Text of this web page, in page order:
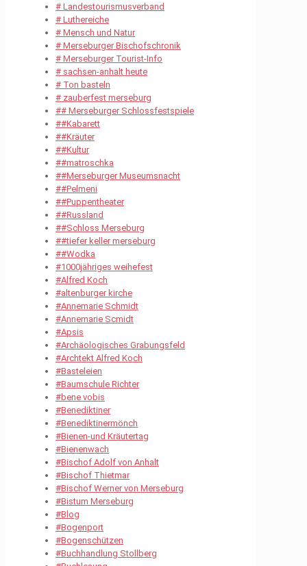
# Landestourismusverband
# Luthereiche
# Mensch und Natur
# Merseburger Bischofschronik
# Merseburger Tourist-Info
# sachsen-anhalt heute
# Ton basteln
# zauberfest merseburg
## Merseburger Schlossfestspiele
##Kabarett
##Kräuter
##Kultur
##matroschka
##Merseburger Museumsnacht
##Pelmeni
##Puppentheater
##Russland
##Schloss Merseburg
##tiefer keller merseburg
##Wodka
#1000jähriges weihefest
#Alfred Koch
#altenburger kirche
#Annemarie Schmidt
#Annemarie Scmidt
#Apsis
#Archäologisches Grabungsfeld
#Archtekt Alfred Koch
#Basteleien
#Baumschule Richter
#bene vobis
#Benediktiner
#Benediktinermönch
#Bienen-und Kräutertag
#Bienenwach
#Bischof Adolf von Anhalt
#Bischof Thietmar
#Bischof Werner von Merseburg
#Bistum Merseburg
#Blog
#Bogenport
#Bogenschützen
#Buchhandlung Stollberg